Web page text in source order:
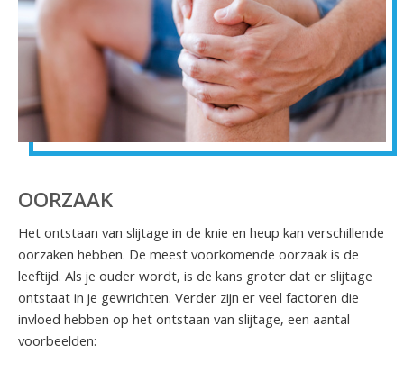
OORZAAK
Het ontstaan van slijtage in de knie en heup kan verschillende
oorzaken hebben. De meest voorkomende oorzaak is de
leeftijd. Als je ouder wordt, is de kans groter dat er slijtage
ontstaat in je gewrichten. Verder zijn er veel factoren die
invloed hebben op het ontstaan van slijtage, een aantal
voorbeelden: